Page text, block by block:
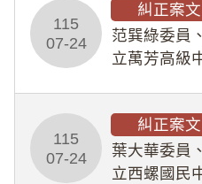
人員保障法
所定維護公
115
07-24
糾正案文
范巽綠委員
立萬芳高級
業把關與糾
告漏未審酌
115
07-24
糾正案文
葉大華委員
立西螺國民